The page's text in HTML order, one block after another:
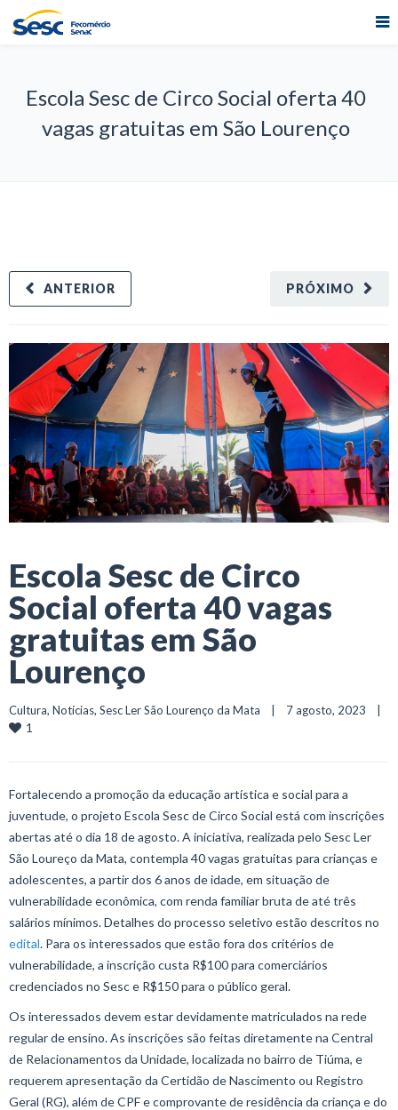
Escola Sesc de Circo Social oferta 40
vagas gratuitas em São Lourenço
PRÓXIMO
ANTERIOR
Escola Sesc de Circo
Social oferta 40 vagas
gratuitas em São
Lourenço
Cultura, Notícias, Sesc Ler São Lourenço da Mata
1
Fortalecendo a promoção da educação artística e social para a
juventude, o projeto Escola Sesc de Circo Social está com inscrições
abertas até o dia 18 de agosto. A iniciativa, realizada pelo Sesc Ler
São Loureço da Mata, contempla 40 vagas gratuitas para crianças e
adolescentes, a partir dos 6 anos de idade, em situação de
vulnerabilidade econômica, com renda familiar bruta de até três
salários mínimos. Detalhes do processo seletivo estão descritos no
edital. Para os interessados que estão fora dos critérios de
vulnerabilidade, a inscrição custa R$100 para comerciários
credenciados no Sesc e R$150 para o público geral.
Os interessados devem estar devidamente matriculados na rede
regular de ensino. As inscrições são feitas diretamente na Central
de Relacionamentos da Unidade, localizada no bairro de Tiúma, e
requerem apresentação da Certidão de Nascimento ou Registro
Geral (RG), além de CPF e comprovante de residência da criança e do